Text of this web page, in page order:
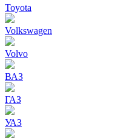
Toyota
Volkswagen
Volvo
ВАЗ
ГАЗ
УАЗ